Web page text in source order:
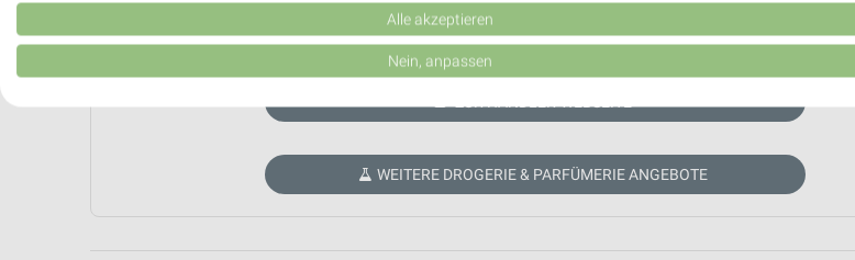
Aktuell keine Prospekte vorhanden.
ZUR HÄNDLER-WEBSEITE
WEITERE DROGERIE & PARFÜMERIE ANGEBOTE
Verwendung reduzierter Daten zur Auswahl von Werbeanzeigen
Erstellung von Profilen für personalisierte Werbung
Verwendung von Profilen zur Auswahl personalisierter Inhalte
Alle akzeptieren
Nein, anpassen